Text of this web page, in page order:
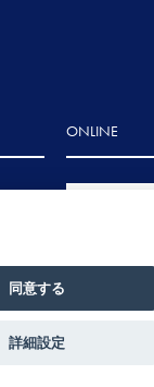
ONLINE
同意する
詳細設定